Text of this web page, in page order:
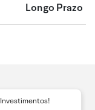
Longo Prazo
Investimentos!